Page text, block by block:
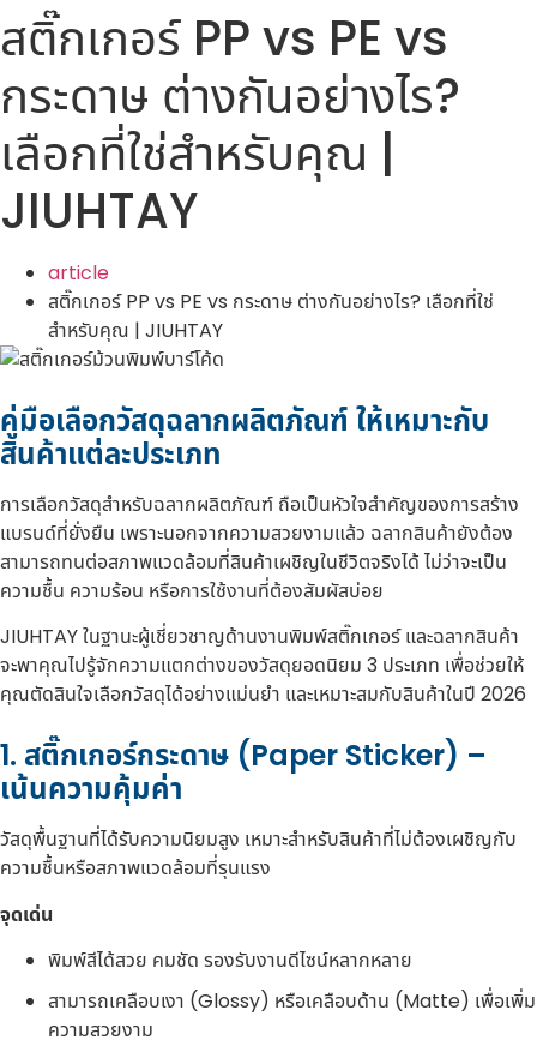
สติ๊กเกอร์ PP vs PE vs
กระดาษ ต่างกันอย่างไร?
เลือกที่ใช่สำหรับคุณ |
JIUHTAY
article
สติ๊กเกอร์ PP vs PE vs กระดาษ ต่างกันอย่างไร? เลือกที่ใช่
สำหรับคุณ | JIUHTAY
คู่มือเลือกวัสดุฉลากผลิตภัณฑ์ ให้เหมาะกับ
สินค้าแต่ละประเภท
การเลือกวัสดุสำหรับฉลากผลิตภัณฑ์ ถือเป็นหัวใจสำคัญของการสร้าง
แบรนด์ที่ยั่งยืน เพราะนอกจากความสวยงามแล้ว ฉลากสินค้ายังต้อง
สามารถทนต่อสภาพแวดล้อมที่สินค้าเผชิญในชีวิตจริงได้ ไม่ว่าจะเป็น
ความชื้น ความร้อน หรือการใช้งานที่ต้องสัมผัสบ่อย
JIUHTAY ในฐานะผู้เชี่ยวชาญด้านงานพิมพ์สติ๊กเกอร์ และฉลากสินค้า
จะพาคุณไปรู้จักความแตกต่างของวัสดุยอดนิยม 3 ประเภท เพื่อช่วยให้
คุณตัดสินใจเลือกวัสดุได้อย่างแม่นยำ และเหมาะสมกับสินค้าในปี 2026
1. สติ๊กเกอร์กระดาษ (Paper Sticker) –
เน้นความคุ้มค่า
วัสดุพื้นฐานที่ได้รับความนิยมสูง เหมาะสำหรับสินค้าที่ไม่ต้องเผชิญกับ
ความชื้นหรือสภาพแวดล้อมที่รุนแรง
จุดเด่น
พิมพ์สีได้สวย คมชัด รองรับงานดีไซน์หลากหลาย
สามารถเคลือบเงา (Glossy) หรือเคลือบด้าน (Matte) เพื่อเพิ่ม
ความสวยงาม